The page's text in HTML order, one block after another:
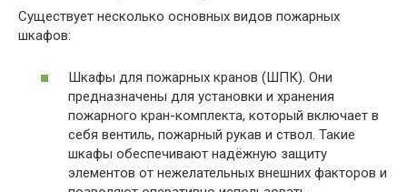
Существует несколько основных видов пожарных
шкафов:
Шкафы для пожарных кранов (ШПК). Они
предназначены для установки и хранения
пожарного кран-комплекта, который включает в
себя вентиль, пожарный рукав и ствол. Такие
шкафы обеспечивают надёжную защиту
элементов от нежелательных внешних факторов и